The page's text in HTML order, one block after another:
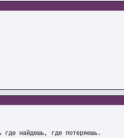
где найдешь, где потеряешь.